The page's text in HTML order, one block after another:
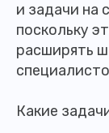
и задачи на
поскольку
расширять
Какие